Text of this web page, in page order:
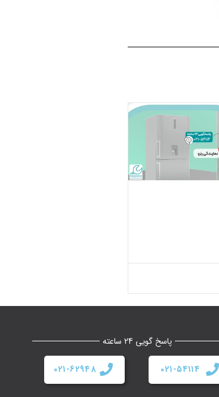
پاسخ گویی 24 ساعته
021-54114
021-62948